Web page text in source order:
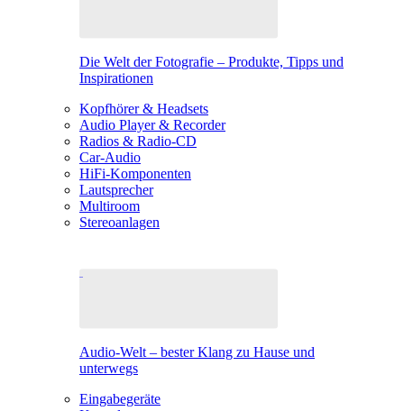
Die Welt der Fotografie – Produkte, Tipps und
Inspirationen
Kopfhörer & Headsets
Audio Player & Recorder
Radios & Radio-CD
Car-Audio
HiFi-Komponenten
Lautsprecher
Multiroom
Stereoanlagen
Audio-Welt – bester Klang zu Hause und
unterwegs
Eingabegeräte